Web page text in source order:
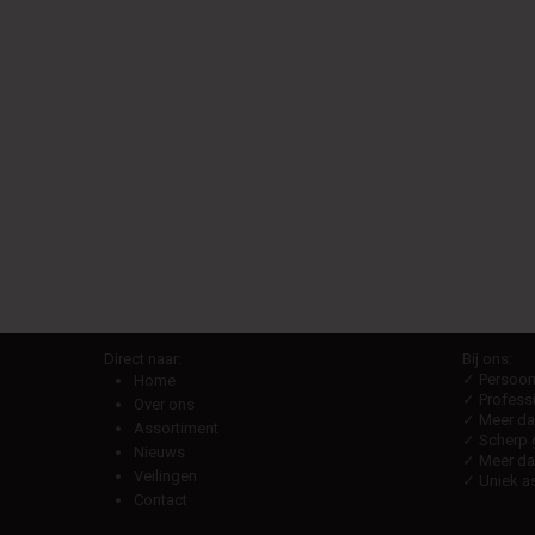
Direct naar:
Home
Over ons
Assortiment
Nieuws
Veilingen
Contact
Bij ons:
✓
✓
✓ Meer
✓ Scherp
✓ Meer
✓ Uniek